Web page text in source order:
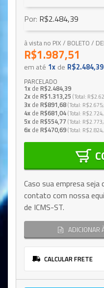
Por: R$2.484,39
à vista no PIX / BOLETO /
R$1.987,51
em até 1x de R$2.484,39
PARCELADO
1x de R$2.484,39
2x de R$1.313,25 Total
3x de R$891,68 Total
4x de R$681,04 Total
5x de R$554,77 Total
6x de R$470,69 Total
Caso sua empresa
contato com nossa
de ICMS-ST.
ADICIONAR
CALCULAR FRETE